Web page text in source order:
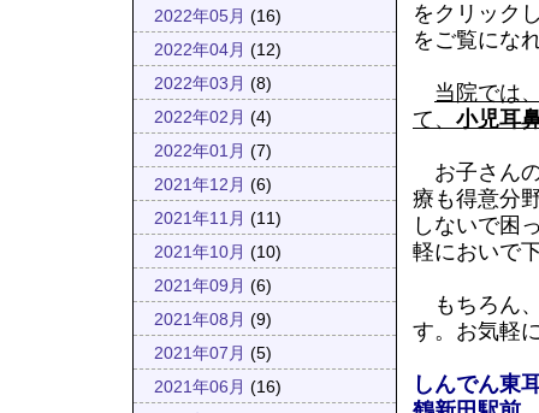
2022年05月 (16)
2022年04月 (12)
2022年03月 (8)
2022年02月 (4)
2022年01月 (7)
2021年12月 (6)
2021年11月 (11)
2021年10月 (10)
2021年09月 (6)
2021年08月 (9)
2021年07月 (5)
2021年06月 (16)
をクリック
をご覧にな
当院では
て、 小児耳
お子さん
療も得意分
しないで困
軽においで
もちろん
す。お気軽
しんでん東